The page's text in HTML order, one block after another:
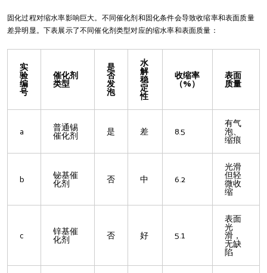
固化过程对缩水率影响巨大。不同催化剂和固化条件会导致收缩率和表面质量
差异明显。下表展示了不同催化剂类型对应的缩水率和表面质量：
实
验
编
号
催化剂
类型
是
否
发
泡
水
解
稳
定
性
收缩率
（%）
表面
质量
a 普通锡
催化剂 是 差 8.5
有气
泡、
缩痕
b 铋基催
化剂 否 中 6.2
光滑
但轻
微收
缩
c 锌基催
化剂 否 好 5.1
表面
光
滑，
无缺
陷